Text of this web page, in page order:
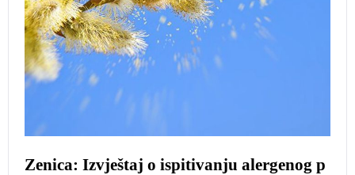
Zenica: Izvještaj o ispitivanju alergenog p